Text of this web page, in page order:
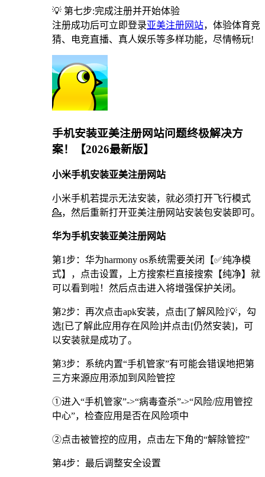
💡 第七步:完成注册并开始体验
注册成功后可立即登录亚美注册网站，体验体育竞
猜、电竞直播、真人娱乐等多样功能，尽情畅玩!
手机安装亚美注册网站问题终极解决方
案！【2026最新版】
小米手机安装亚美注册网站
小米手机若提示无法安装，就必须打开飞行模式
💁，然后重新打开亚美注册网站安装包安装即可。
华为手机安装亚美注册网站
第1步：华为harmony os系统需要关闭【✅纯净模
式】，点击设置，上方搜索栏直接搜索【纯净】就
可以看到啦！然后点击进入将增强保护关闭。
第2步：再次点击apk安装，点击[了解风险]💡，勾
选[已了解此应用存在风险]并点击[仍然安装]，可
以安装就是成功了。
第3步：系统内置“手机管家”有可能会错误地把第
三方来源应用添加到风险管控
①进入“手机管家”->“病毒查杀”->“风险/应用管控
中心”，检查应用是否在风险项中
②点击被管控的应用，点击左下角的“解除管控”
第4步：最后调整安全设置